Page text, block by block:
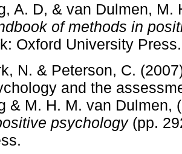
A. D, & van Dulmen,
of methods in
Oxford University Press.
N. & Peterson, C.
and the
& M. H. M. van Dulmen,
psychology(pp.